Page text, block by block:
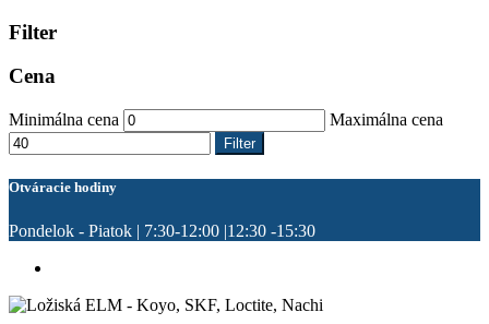
Filter
Cena
Minimálna cena Maximálna cena
Filter
Otváracie hodiny
Pondelok - Piatok | 7:30-12:00 |12:30 -15:30